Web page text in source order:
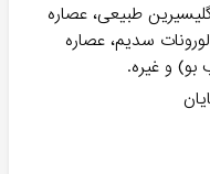
پرو – بی 3، گلیسیرین طبیعی، عصاره
سدیم، عصاره
و غیره.